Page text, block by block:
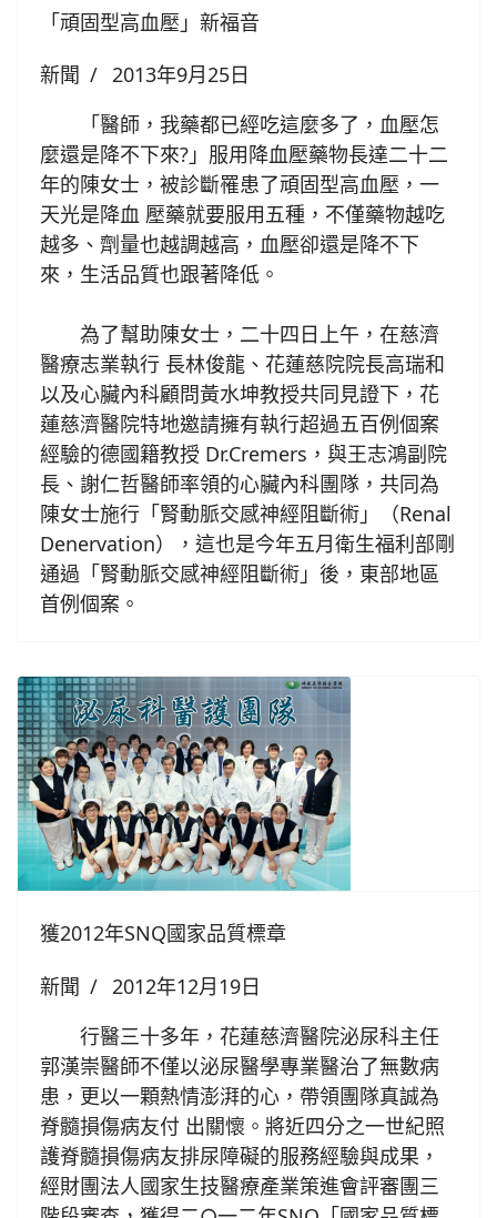
「頑固型高血壓」新福音
新聞
2013年9月25日
「醫師，我藥都已經吃這麼多了，血壓怎
麼還是降不下來?」服用降血壓藥物長達二十二
年的陳女士，被診斷罹患了頑固型高血壓，一
天光是降血 壓藥就要服用五種，不僅藥物越吃
越多、劑量也越調越高，血壓卻還是降不下
來，生活品質也跟著降低。
為了幫助陳女士，二十四日上午，在慈濟
醫療志業執行 長林俊龍、花蓮慈院院長高瑞和
以及心臟內科顧問黃水坤教授共同見證下，花
蓮慈濟醫院特地邀請擁有執行超過五百例個案
經驗的德國籍教授 Dr.Cremers，與王志鴻副院
長、謝仁哲醫師率領的心臟內科團隊，共同為
陳女士施行「腎動脈交感神經阻斷術」（Renal
Denervation），這也是今年五月衛生福利部剛
通過「腎動脈交感神經阻斷術」後，東部地區
首例個案。
獲2012年SNQ國家品質標章
新聞
2012年12月19日
行醫三十多年，花蓮慈濟醫院泌尿科主任
郭漢崇醫師不僅以泌尿醫學專業醫治了無數病
患，更以一顆熱情澎湃的心，帶領團隊真誠為
脊髓損傷病友付 出關懷。將近四分之一世紀照
護脊髓損傷病友排尿障礙的服務經驗與成果，
經財團法人國家生技醫療產業策進會評審團三